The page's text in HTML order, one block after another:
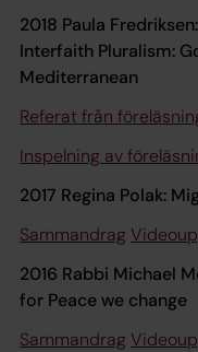
2018 Paula
Interfaith Pluralism:
Mediterranean
Referat från
Inspelning av
2017 Regina Polak:
Sammandrag
2016 Rabbi Michael
for Peace we change
Sammandrag